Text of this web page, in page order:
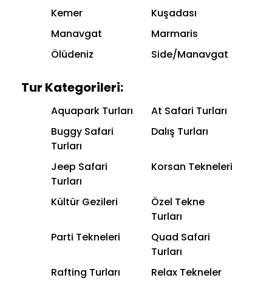
Kemer
Kuşadası
Manavgat
Marmaris
Ölüdeniz
Side/Manavgat
Tur Kategorileri:
Aquapark Turları
At Safari Turları
Buggy Safari
Turları
Dalış Turları
Jeep Safari
Turları
Korsan Tekneleri
Kültür Gezileri
Özel Tekne
Turları
Parti Tekneleri
Quad Safari
Turları
Rafting Turları
Relax Tekneler